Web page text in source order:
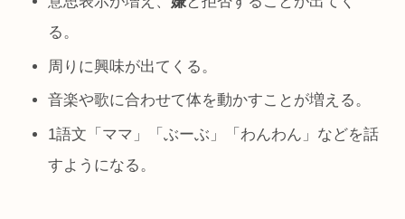
る。
周りに興味が出てくる。
音楽や歌に合わせて体を動かすことが増える。
1語文「ママ」「ぶーぶ」「わんわん」などを話
すようになる。